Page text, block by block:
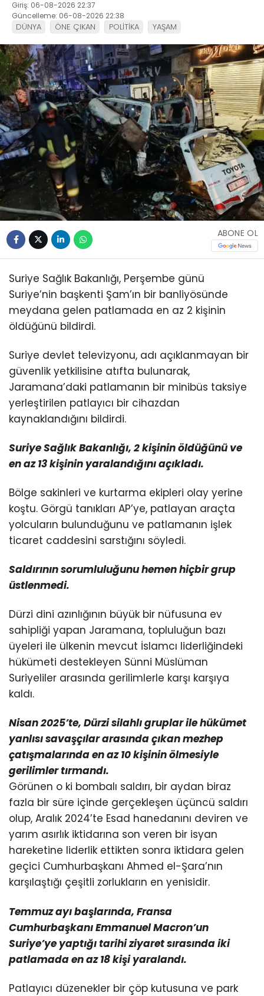
Giriş: 06-08-2026 22:37
Güncelleme: 06-08-2026 22:38
DÜNYA ÖNE ÇIKAN POLİTİKA YAŞAM
ABONE OL
Suriye Sağlık Bakanlığı, Perşembe günü
Suriye’nin başkenti Şam’ın bir banliyösünde
meydana gelen patlamada en az 2 kişinin
öldüğünü bildirdi.
Suriye devlet televizyonu, adı açıklanmayan bir
güvenlik yetkilisine atıfta bulunarak,
Jaramana’daki patlamanın bir minibüs taksiye
yerleştirilen patlayıcı bir cihazdan
kaynaklandığını bildirdi.
Suriye Sağlık Bakanlığı, 2 kişinin öldüğünü ve
en az 13 kişinin yaralandığını açıkladı.
Bölge sakinleri ve kurtarma ekipleri olay yerine
koştu. Görgü tanıkları AP’ye, patlayan araçta
yolcuların bulunduğunu ve patlamanın işlek
ticaret caddesini sarstığını söyledi.
Saldırının sorumluluğunu hemen hiçbir grup
üstlenmedi.
Dürzi dini azınlığının büyük bir nüfusuna ev
sahipliği yapan Jaramana, topluluğun bazı
üyeleri ile ülkenin mevcut İslamcı liderliğindeki
hükümeti destekleyen Sünni Müslüman
Suriyeliler arasında gerilimlerle karşı karşıya
kaldı.
Nisan 2025’te, Dürzi silahlı gruplar ile hükümet
yanlısı savaşçılar arasında çıkan mezhep
çatışmalarındaen az 10 kişinin ölmesiyle
gerilimler tırmandı.
Görünen o ki bombalı saldırı, bir aydan biraz
fazla bir süre içinde gerçekleşen üçüncü saldırı
olup, Aralık 2024’te Esad hanedanını deviren ve
yarım asırlık iktidarına son veren bir isyan
hareketine liderlik ettikten sonra iktidara gelen
geçici Cumhurbaşkanı Ahmed el-Şara’nın
karşılaştığı çeşitli zorlukların en yenisidir.
Temmuz ayı başlarında, Fransa
Cumhurbaşkanı Emmanuel Macron’un
Suriye’ye yaptığı tarihi ziyaretsırasında iki
patlamada en az 18 kişi yaralandı.
Patlayıcı düzenekler bir çöp kutusuna ve park